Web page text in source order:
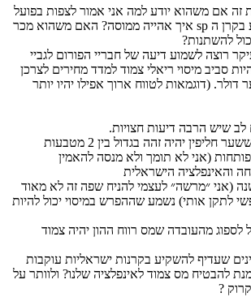
זה אם משהוא יודע למה אני אמור לצפות בפועל
במידה ואבחר להשקיע בקרן ה sp איך אהייה ממוסה? האם משהוא מכר
להשתנות?
רוצה לשמוע דיעה של חבריי הפורום לגביי
סביב מיסוי ריאלי צמוד למדד מחירים לצרכן
דולר. (דוגמאות לטווח ארוך אפילו יהיו יותר
שיש הרבה דיעות חצויות.
לאורך שנים אני מניח ששער חליפין יהיה זהה בגדול בין 2 מטבעות
(אני לא תומך ולא מנסה להאמין
והאינפלציה הישראלית
2 אחוז בשנה (אני ״מרשה״ לעצמי להניח שפה זה לא מאוד
לתקן אותי) נשמע שההפרש במיסוי יכול להיות
מהעובדה שמס רווח ההון יהיה צמוד
שעדיף להשקיע בקרנות ישראליות עוקבות
להבטיח מס צמוד לאינפלציה שלנו? ולוותר על
?